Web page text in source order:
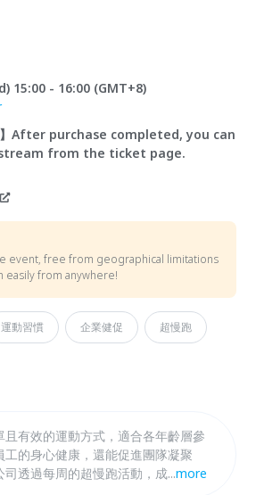
15:00 - 16:00 (GMT+8)
】After purchase completed, you can
from the ticket page.
event, free from geographical limitations
from anywhere!
運動習慣 企業健促 超慢跑
且有效的運動方式，適合各年齡層參
工的身心健康，還能促進團隊凝聚
司透過每周的超慢跑活動，成功降低
...more